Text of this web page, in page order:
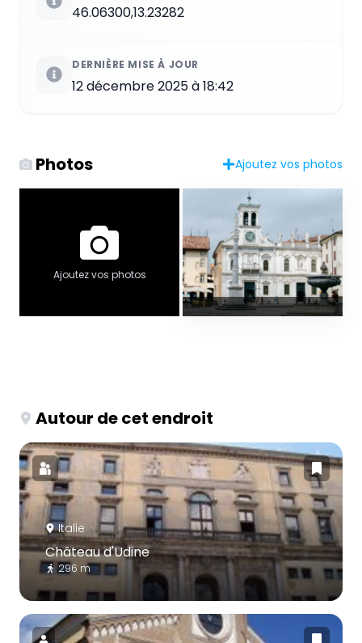
46.06300,13.23282
DERNIÈRE MISE À JOUR
12 décembre 2025 à 18:42
Photos Ajoutez vos photos
Ajoutez vos photos
Autour de cet endroit
Italie
Château d'Udine
296 m